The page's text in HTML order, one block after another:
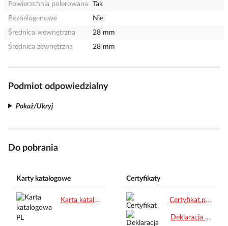
Powierzchnia polerowana
Tak
Bezhalogenowe
Nie
Średnica wewnętrzna
28 mm
Średnica zewnętrzna
28 mm
Podmiot odpowiedzialny
Pokaż/Ukryj
Do pobrania
Karty katalogowe
Karta katalogowa PL.pdf
Certyfikaty
Certyfikat.pdf
Deklaracja zgodności CE.pdf